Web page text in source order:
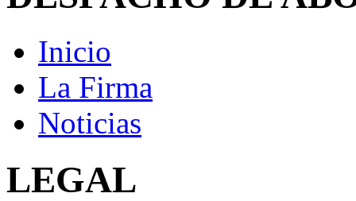
Inicio
La Firma
Noticias
LEGAL